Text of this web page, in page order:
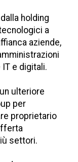
holding
a
aziende,
e digitali.
ulteriore
per
proprietario
settori.